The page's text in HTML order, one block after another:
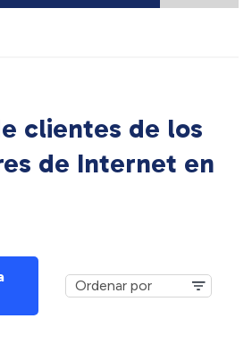
clientes de los
de Internet en